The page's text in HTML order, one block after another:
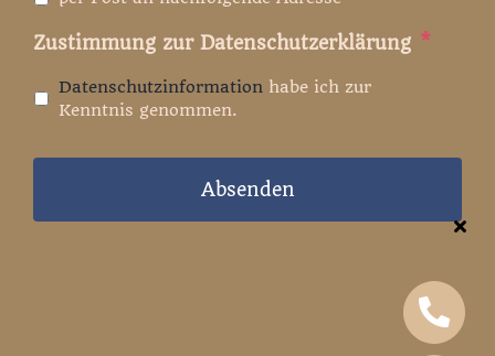
Zustimmung zur Datenschutzerklärung *
Datenschutzinformationhabe ich zur
Kenntnis genommen.